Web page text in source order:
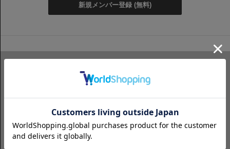
新規メンバー登録 (無料)
タイトフィット
・
レギュラーフィット
カジュアルフィット
・ニットシャツすべて
ネクタイ